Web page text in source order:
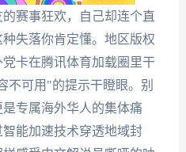
赛事狂欢，自己却连个直
失落你肯定懂。地区版权
卡在腾讯体育加载圈里干
不可用"的提示干瞪眼。别
专属海外华人的集体痛
能加速技术穿透地域封